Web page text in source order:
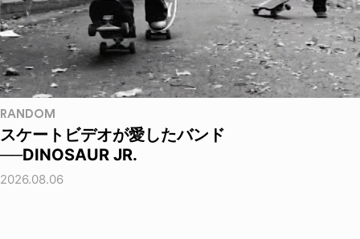
RANDOM
スケートビデオが愛したバンド
──DINOSAUR JR.
2026.08.06